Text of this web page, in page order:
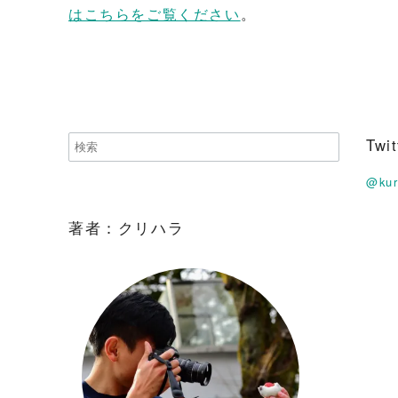
はこちらをご覧ください。
著者：クリハラ